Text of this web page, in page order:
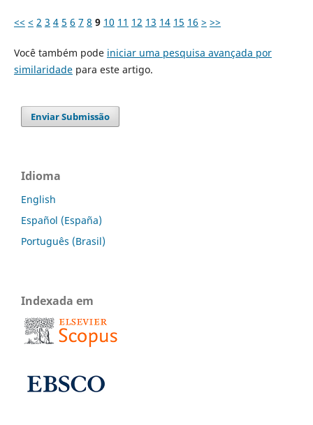
<< < 2 3 4 5 6 7 8 9 10 11 12 13 14 15 16 > >>
Você também pode iniciar uma pesquisa avançada por
similaridadepara este artigo.
Enviar Submissão
Idioma
English
Español (España)
Português (Brasil)
Indexada em